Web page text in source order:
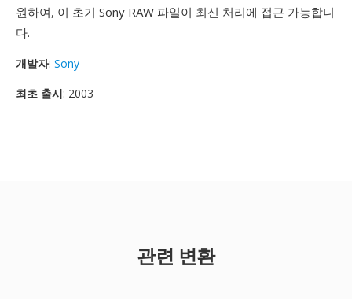
원하여, 이 초기 Sony RAW 파일이 최신 처리에 접근 가능합니
다.
개발자: Sony
최초 출시: 2003
관련 변환